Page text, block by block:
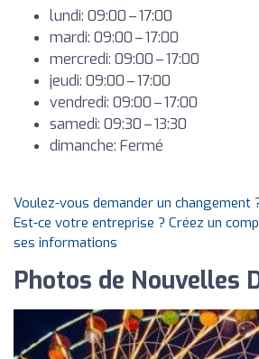
lundi: 09:00 – 17:00
mardi: 09:00 – 17:00
mercredi: 09:00 – 17:00
jeudi: 09:00 – 17:00
vendredi: 09:00 – 17:00
samedi: 09:30 – 13:30
dimanche: Fermé
Voulez-vous demander un changement
Est-ce votre entreprise ? Créez un
ses informations
Photos de Nouvelles